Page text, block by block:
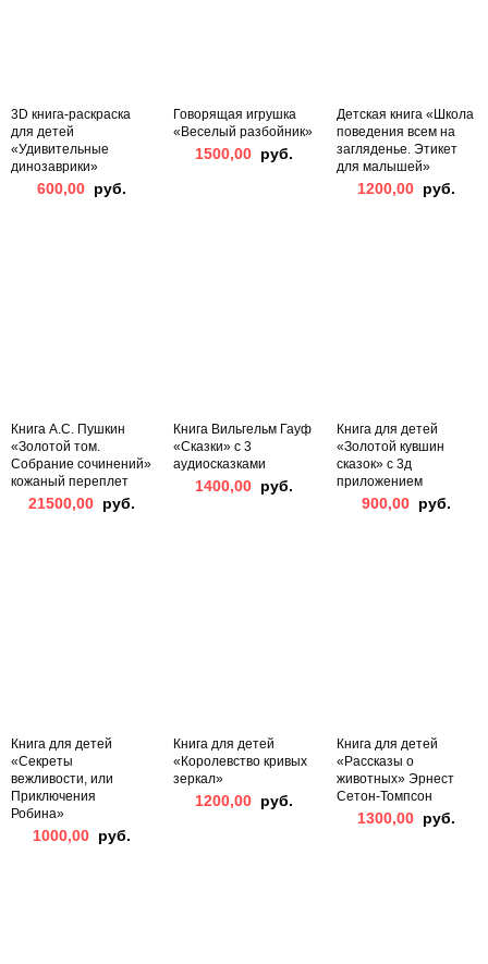
3D книга-раскраска
для детей
«Удивительные
динозаврики»
600,00 руб.
Говорящая игрушка
«Веселый разбойник»
1500,00 руб.
Детская книга «Школа
поведения всем на
загляденье. Этикет
для малышей»
1200,00 руб.
Книга А.С. Пушкин
«Золотой том.
Собрание сочинений»
кожаный переплет
21500,00 руб.
Книга Вильгельм Гауф
«Сказки» с 3
аудиосказками
1400,00 руб.
Книга для детей
«Золотой кувшин
сказок» с 3д
приложением
900,00 руб.
Книга для детей
«Секреты
вежливости, или
Приключения
Робина»
1000,00 руб.
Книга для детей
«Королевство кривых
зеркал»
1200,00 руб.
Книга для детей
«Рассказы о
животных» Эрнест
Сетон-Томпсон
1300,00 руб.